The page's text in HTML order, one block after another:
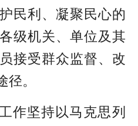
民利、凝聚民心的
级机关、单位及其
接受群众监督、改
。
作坚持以马克思列